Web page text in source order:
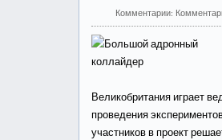
Комментарии:
Великобритания играет
проведения
участников в проект